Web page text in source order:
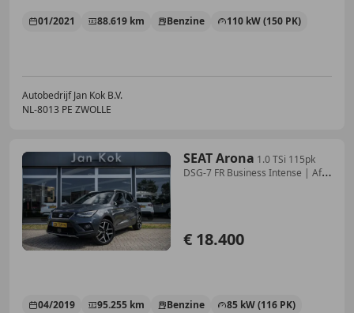
01/2021 88.619 km Benzine 110 kW (150 PK)
Autobedrijf Jan Kok B.V.
NL-8013 PE ZWOLLE
SEAT Arona 1.0 TSi 115pk
DSG-7 FR Business Intense | Afn.
€ 18.400
04/2019 95.255 km Benzine 85 kW (116 PK)